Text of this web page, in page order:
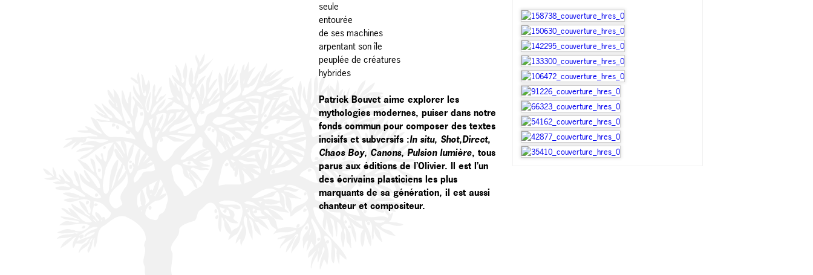
seule
entourée
de ses machines
arpentant son île
peuplée de créatures
hybrides
Patrick Bouvet aime explorer les
mythologies modernes, puiser dans notre
fonds commun pour composer des textes
incisifs et subversifs :In situ, Shot,Direct,
Chaos Boy, Canons, Pulsion lumière, tous
parus aux éditions de l’Olivier. Il est l’un
des écrivains plasticiens les plus
marquants de sa génération, il est aussi
chanteur et compositeur.